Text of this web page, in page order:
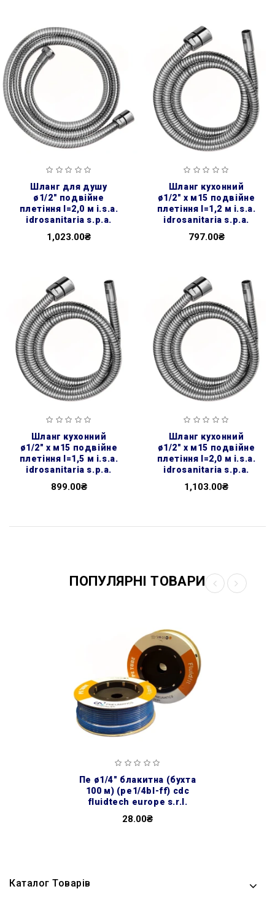
шланг для душу
ø1/2″ подвійне
плетіння l=2,0 м i.s.a.
idrosanitaria s.p.a.
1,023.00₴
шланг кухонний
ø1/2″ х м15 подвійне
плетіння l=1,2 м i.s.a.
idrosanitaria s.p.a.
797.00₴
шланг кухонний
ø1/2″ х м15 подвійне
плетіння l=1,5 м i.s.a.
idrosanitaria s.p.a.
899.00₴
шланг кухонний
ø1/2″ х м15 подвійне
плетіння l=2,0 м i.s.a.
idrosanitaria s.p.a.
1,103.00₴
ПОПУЛЯРНІ ТОВАРИ
пе ø1/4″ блакитна (бухта
100 м) (pe1/4bl-ff) cdc
fluidtech europe s.r.l.
28.00₴
Каталог Товарів